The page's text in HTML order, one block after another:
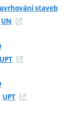
staveb
UN
UPT
UPT